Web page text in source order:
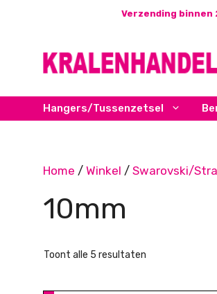
Verzending binnen
Hangers/Tussenzetsel
Home / Winkel / Swarovski/
10mm
Toont alle 5 resultaten